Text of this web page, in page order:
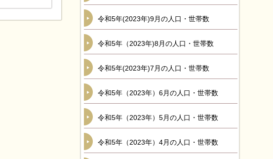
令和5年(2023年)9月の人口・世帯数
令和5年（2023年)8月の人口・世帯数
令和5年(2023年)7月の人口・世帯数
令和5年（2023年）6月の人口・世帯数
令和5年（2023年）5月の人口・世帯数
令和5年（2023年）4月の人口・世帯数